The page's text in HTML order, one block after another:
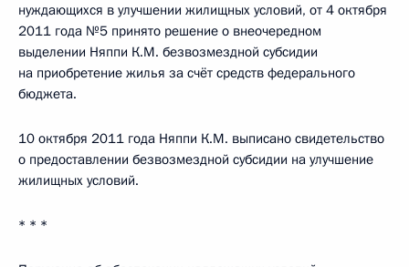
нуждающихся в улучшении жилищных условий, от 4 октября
2011 года №5 принято решение о внеочередном
выделении Няппи К.М. безвозмездной субсидии
на приобретение жилья за счёт средств федерального
бюджета.
10 октября 2011 года Няппи К.М. выписано свидетельство
о предоставлении безвозмездной субсидии на улучшение
жилищных условий.
* * *